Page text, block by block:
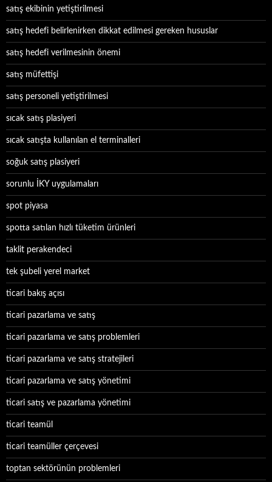
satış ekibinin yetiştirilmesi
satış hedefi belirlenirken dikkat edilmesi gereken hususlar
satış hedefi verilmesinin önemi
satış müfettişi
satış personeli yetiştirilmesi
sıcak satış plasiyeri
sıcak satışta kullanılan el terminalleri
soğuk satış plasiyeri
sorunlu İKY uygulamaları
spot piyasa
spotta satılan hızlı tüketim ürünleri
taklit perakendeci
tek şubeli yerel market
ticari bakış açısı
ticari pazarlama ve satış
ticari pazarlama ve satış problemleri
ticari pazarlama ve satış stratejileri
ticari pazarlama ve satış yönetimi
ticari satış ve pazarlama yönetimi
ticari teamül
ticari teamüller çerçevesi
toptan sektörünün problemleri